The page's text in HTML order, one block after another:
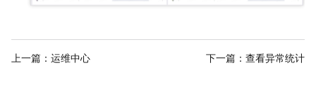
上一篇： 运维中心 下一篇： 查看异常统计